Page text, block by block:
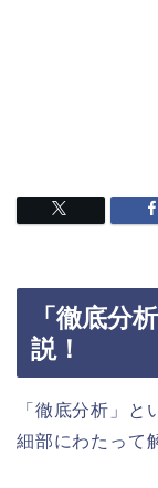
「徹底分
説！
「徹底分析」と
細部にわたって